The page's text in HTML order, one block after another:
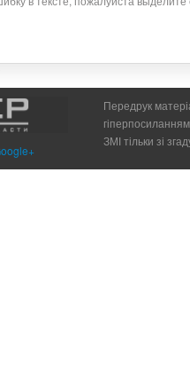
Передрук
ЗМІ тільки зі